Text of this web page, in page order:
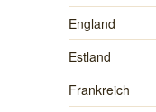
England
Estland
Frankreich